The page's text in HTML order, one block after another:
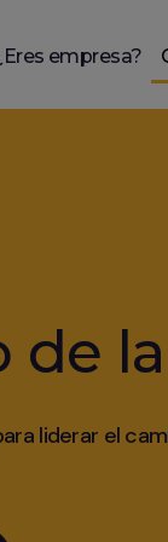
empresa?
de
liderar el